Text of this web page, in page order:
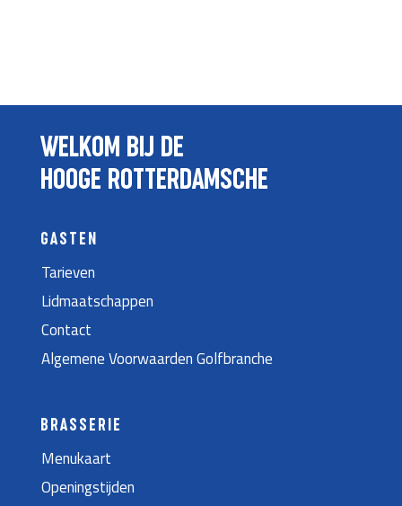
WELKOM BIJ DE
HOOGE ROTTERDAMSCHE
GASTEN
Tarieven
Lidmaatschappen
Contact
Algemene Voorwaarden Golfbranche
BRASSERIE
Menukaart
Openingstijden